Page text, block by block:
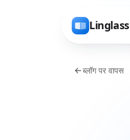
Linglass
ब्लॉग पर वापस